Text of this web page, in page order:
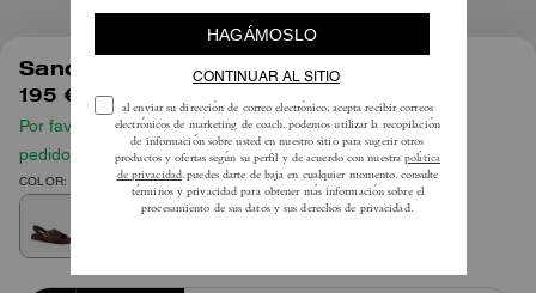
Sandalia Sculpted C Cruzada
195 €
Por favor, consulta nuestra guía de tallas antes de hacer tu
pedido
COLOR: Marrón chocolate